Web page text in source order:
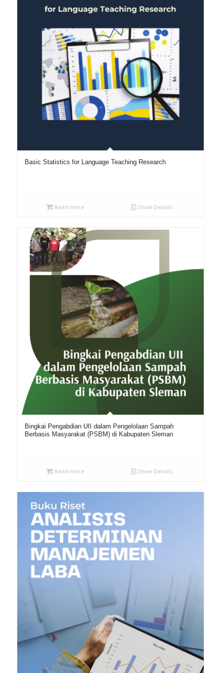
Basic Statistics for Language Teaching Research
Read more Show Details
Bingkai Pengabdian UII dalam Pengelolaan Sampah
Berbasis Masyarakat (PSBM) di Kabupaten Sleman
Read more Show Details